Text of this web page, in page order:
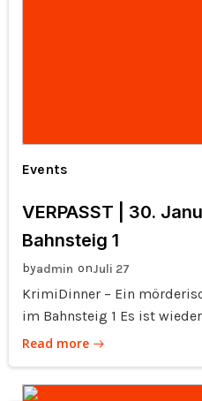
Events
VERPASST | 30.
Bahnsteig 1
byadmin onJuli 27
KrimiDinner – Ein
im Bahnsteig 1 Es ist
Read more